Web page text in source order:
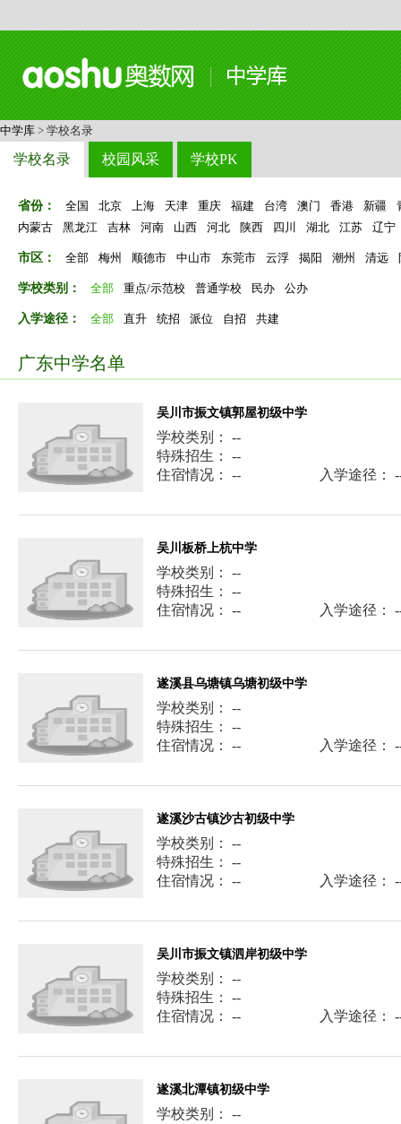
中学库 > 学校名录
学校名录 校园风采 学校PK
省份： 全国 北京 上海 天津 重庆 福建 台湾 澳门 香港 新疆
内蒙古
黑龙江 吉林 河南 山西 河北 陕西 四川 湖北 江苏 辽宁
市区： 全部 梅州 顺德市 中山市 东莞市 云浮 揭阳 潮州 清远
学校类别： 全部 重点/示范校 普通学校 民办 公办
入学途径： 全部 直升 统招 派位 自招 共建
广东中学名单
吴川市振文镇郭屋初级中学
学校类别： --
特殊招生： --
住宿情况： --
入学途径：
吴川板桥上杭中学
学校类别： --
特殊招生： --
住宿情况： --
入学途径：
遂溪县乌塘镇乌塘初级中学
学校类别： --
特殊招生： --
住宿情况： --
入学途径：
遂溪沙古镇沙古初级中学
学校类别： --
特殊招生： --
住宿情况： --
入学途径：
吴川市振文镇泗岸初级中学
学校类别： --
特殊招生： --
住宿情况： --
入学途径：
遂溪北潭镇初级中学
学校类别： --